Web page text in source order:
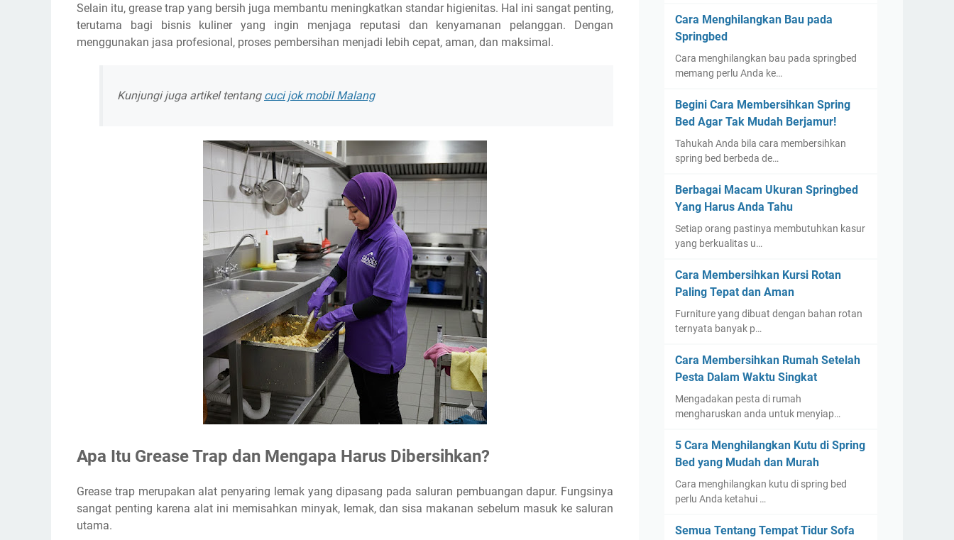
Selain itu, grease trap yang bersih juga membantu meningkatkan standar higienitas. Hal ini sangat penting,
terutama bagi bisnis kuliner yang ingin menjaga reputasi dan kenyamanan pelanggan. Dengan
menggunakan jasa profesional, proses pembersihan menjadi lebih cepat, aman, dan maksimal.
Kunjungi juga artikel tentang cuci jok mobil Malang
Apa Itu Grease Trap dan Mengapa Harus Dibersihkan?
Grease trap merupakan alat penyaring lemak yang dipasang pada saluran pembuangan dapur. Fungsinya
sangat penting karena alat ini memisahkan minyak, lemak, dan sisa makanan sebelum masuk ke saluran
utama.
Cara Menghilangkan Bau pada
Springbed
Cara menghilangkan bau pada springbed
memang perlu Anda ke…
Begini Cara Membersihkan Spring
Bed Agar Tak Mudah Berjamur!
Tahukah Anda bila cara membersihkan
spring bed berbeda de…
Berbagai Macam Ukuran Springbed
Yang Harus Anda Tahu
Setiap orang pastinya membutuhkan kasur
yang berkualitas u…
Cara Membersihkan Kursi Rotan
Paling Tepat dan Aman
Furniture yang dibuat dengan bahan rotan
ternyata banyak p…
Cara Membersihkan Rumah Setelah
Pesta Dalam Waktu Singkat
Mengadakan pesta di rumah
mengharuskan anda untuk menyiap…
5 Cara Menghilangkan Kutu di Spring
Bed yang Mudah dan Murah
Cara menghilangkan kutu di spring bed
perlu Anda ketahui …
Semua Tentang Tempat Tidur Sofa